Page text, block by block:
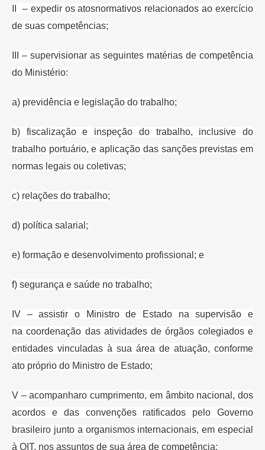
II – expedir os atosnormativos relacionados ao exercício
de suas competências;
III – supervisionar as seguintes matérias de competência
do Ministério:
a) previdência e legislação do trabalho;
b) fiscalização e inspeção do trabalho, inclusive do
trabalho portuário, e aplicação das sanções previstas em
normas legais ou coletivas;
c) relações do trabalho;
d) política salarial;
e) formação e desenvolvimento profissional; e
f) segurança e saúde no trabalho;
IV – assistir o Ministro de Estado na supervisão e
nacoordenação das atividades de órgãos colegiados e
entidades vinculadas à sua área de atuação, conforme
ato próprio do Ministro de Estado;
V – acompanharo cumprimento, em âmbito nacional, dos
acordos e das convenções ratificados pelo Governo
brasileiro junto a organismos internacionais, em especial
à OIT, nos assuntos de sua área de competência;